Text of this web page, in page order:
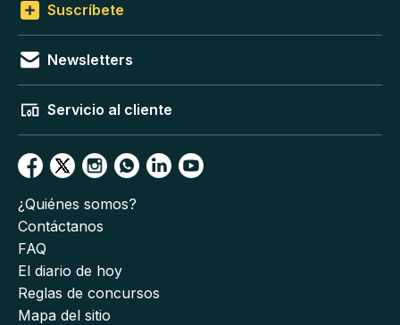
Suscríbete
Newsletters
Servicio al cliente
¿Quiénes somos?
Contáctanos
FAQ
El diario de hoy
Reglas de concursos
Mapa del sitio